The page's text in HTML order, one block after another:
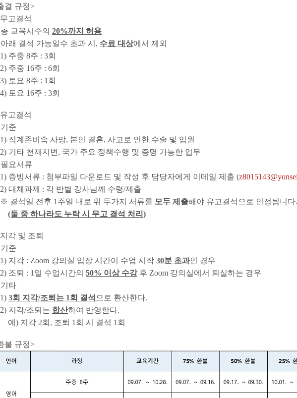
결 규정>
고결석
교육시수의 20%까지 허용
래 결석 가능일수 초과 시, 수료 대상에서 제외
주중 8주 : 3회
주중 16주 : 6회
토요 8주 : 1회
토요 16주 : 3회
고결석
준
직계존비속 사망, 본인 결혼, 사고로 인한 수술 및 입원
기타 천재지변, 국가 주요 정책수행 및 증명 가능한 업무
요서류
증빙서류 : 첨부파일 다운로드 및 작성 후 담당자에게 이메일 제출 (
대체과제 : 각 반별 강사님께 수령/제출
결석일 전후 1주일 내로 위 두가지 서류를 모두 제출해야 유고결석으로 인정됩니다.
(둘 중 하나라도 누락 시 무고 결석 처리)
각 및 조퇴
준
지각 : Zoom 강의실 입장 시간이 수업 시작 30분 초과인 경우
조퇴 : 1일 수업시간의 50% 이상 수강후 Zoom 강의실에서 퇴실하는 경우
타
3회 지각/조퇴는 1회 결석 으로 환산한다.
지각/조퇴는 합산하여 반영한다.
) 지각 2회, 조퇴 1회 시 결석 1회
불 규정>